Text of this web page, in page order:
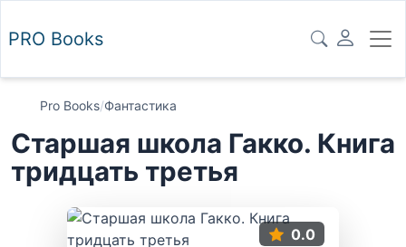
PRO Books
Pro Books/Фантастика
Старшая школа Гакко. Книга
тридцать третья
0.0